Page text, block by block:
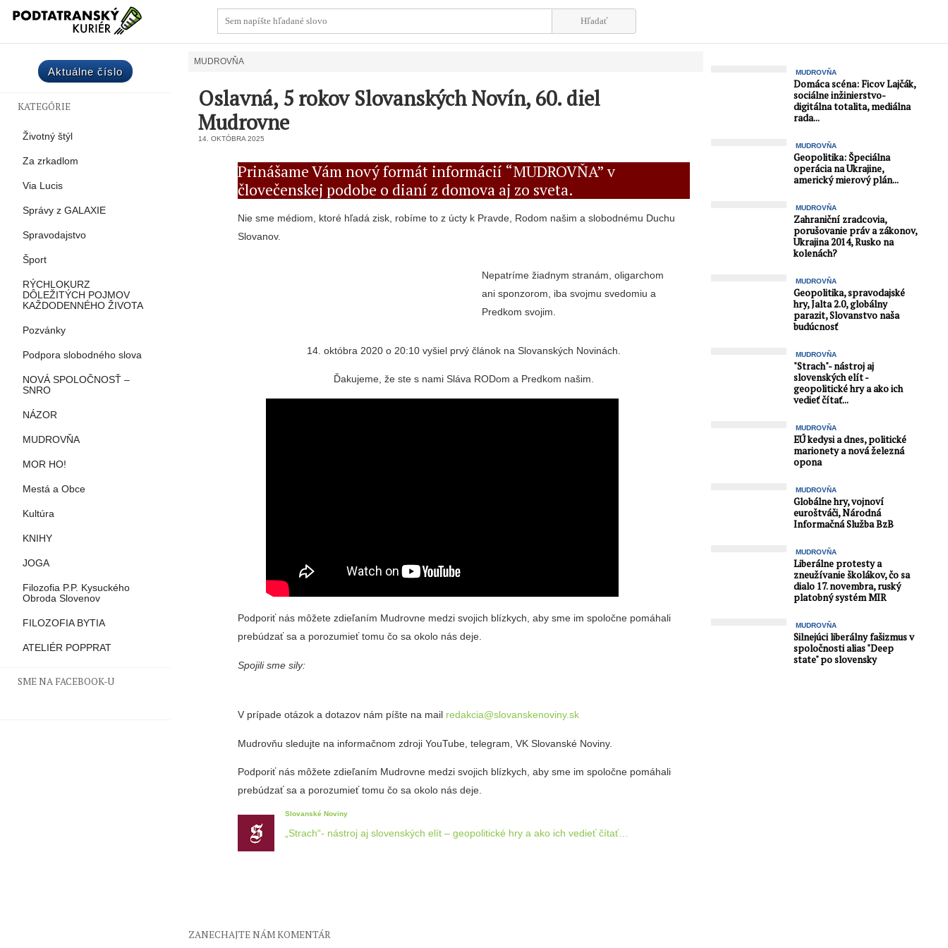
Aktuálne číslo
KATEGÓRIE
Životný štýl
Za zrkadlom
Via Lucis
Správy z GALAXIE
Spravodajstvo
Šport
RÝCHLOKURZ
DÔLEŽITÝCH POJMOV
KAŽDODENNÉHO ŽIVOTA
Pozvánky
Podpora slobodného slova
NOVÁ SPOLOČNOSŤ –
SNRO
NÁZOR
MUDROVŇA
MOR HO!
Mestá a Obce
Kultúra
KNIHY
JOGA
Filozofia P.P. Kysuckého
Obroda Slovenov
FILOZOFIA BYTIA
ATELIÉR POPPRAT
SME NA FACEBOOK-U
MUDROVŇA
Oslavná, 5 rokov Slovanských Novín, 60. diel
Mudrovne
14. OKTÓBRA 2025
Prinášame Vám nový formát informácií “MUDROVŇA” v
človečenskej podobe o dianí z domova aj zo sveta.
Nie sme médiom, ktoré hľadá zisk, robíme to z úcty k Pravde, Rodom našim a slobodnému Duchu
Slovanov.
Nepatríme žiadnym stranám, oligarchom
ani sponzorom, iba svojmu svedomiu a
Predkom svojim.
14. októbra 2020 o 20:10 vyšiel prvý článok na Slovanských Novinách.
Ďakujeme, že ste s nami Sláva RODom a Predkom našim.
Podporiť nás môžete zdieľaním Mudrovne medzi svojich blízkych, aby sme im spoločne pomáhali
prebúdzať sa a porozumieť tomu čo sa okolo nás deje.
Spojili sme sily:
V prípade otázok a dotazov nám píšte na mail redakcia@slovanskenoviny.sk
Mudrovňu sledujte na informačnom zdroji YouTube, telegram, VK Slovanské Noviny.
Podporiť nás môžete zdieľaním Mudrovne medzi svojich blízkych, aby sme im spoločne pomáhali
prebúdzať sa a porozumieť tomu čo sa okolo nás deje.
Slovanské Noviny
„Strach“- nástroj aj slovenských elít – geopolitické hry a ako ich vedieť čítať…
ZANECHAJTE NÁM KOMENTÁR
MUDROVŇA
Domáca scéna: Ficov Lajčák,
sociálne inžinierstvo-
digitálna totalita, mediálna
rada...
MUDROVŇA
Geopolitika: Špeciálna
operácia na Ukrajine,
americký mierový plán...
MUDROVŇA
Zahraniční zradcovia,
porušovanie práv a zákonov,
Ukrajina 2014, Rusko na
kolenách?
MUDROVŇA
Geopolitika, spravodajské
hry, Jalta 2.0, globálny
parazit, Slovanstvo naša
budúcnosť
MUDROVŇA
"Strach"- nástroj aj
slovenských elít -
geopolitické hry a ako ich
vedieť čítať...
MUDROVŇA
EÚ kedysi a dnes, politické
marionety a nová železná
opona
MUDROVŇA
Globálne hry, vojnoví
euroštváči, Národná
Informačná Služba BzB
MUDROVŇA
Liberálne protesty a
zneužívanie školákov, čo sa
dialo 17. novembra, ruský
platobný systém MIR
MUDROVŇA
Silnejúci liberálny fašizmus v
spoločnosti alias "Deep
state" po slovensky